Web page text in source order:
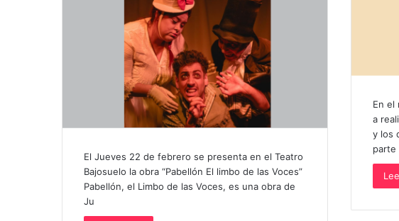
El Jueves 22 de febrero se presenta en el Teatro
Bajosuelo la obra “Pabellón El limbo de las Voces”
Pabellón, el Limbo de las Voces, es una obra de
Ju
En el
a
y los
parte